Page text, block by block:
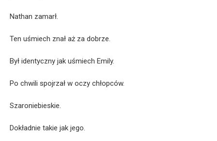
Nathan zamarł.
Ten uśmiech znał aż za dobrze.
Był identyczny jak uśmiech Emily.
Po chwili spojrzał w oczy chłopców.
Szaroniebieskie.
Dokładnie takie jak jego.